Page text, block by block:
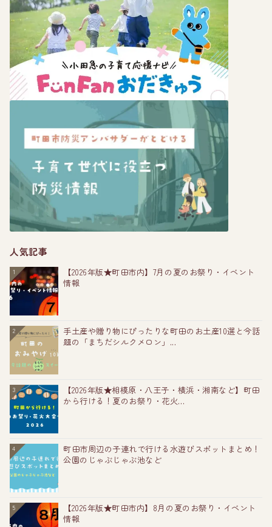
人気記事
1
【2026年版★町田市内】7月の夏のお祭り・イベント
情報
2
手土産や贈り物にぴったりな町田のお土産10選と今話
題の「まちだシルクメロン」...
3
【2026年版★相模原・八王子・横浜・湘南など】町田
から行ける！夏のお祭り・花火...
4
町田市周辺の子連れで行ける水遊びスポットまとめ！
公園のじゃぶじゃぶ池など
5
【2026年版★町田市内】8月の夏のお祭り・イベント
情報